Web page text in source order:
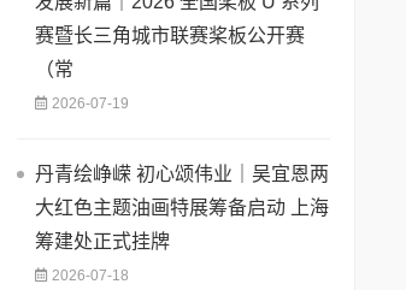
赛暨长三角城市联赛桨板公开赛
（常
2026-07-19
丹青绘峥嵘 初心颂伟业｜吴宜恩两
大红色主题油画特展筹备启动 上海
筹建处正式挂牌
2026-07-18